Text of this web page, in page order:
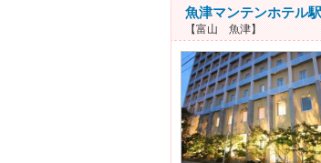
魚津マンテンホテル
【富山 魚津】